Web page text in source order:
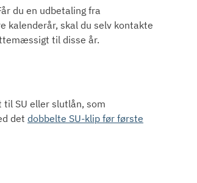
du en udbetaling fra
kalenderår, skal du selv kontakte
til disse år.
SU eller slutlån, som
det dobbelte SU-klip før første